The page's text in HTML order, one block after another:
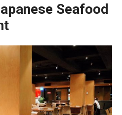
Seafood